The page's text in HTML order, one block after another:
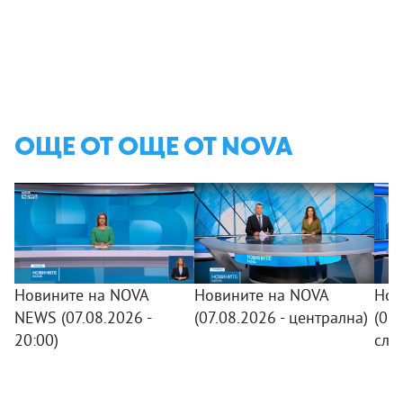
ОЩЕ ОТ ОЩЕ ОТ NOVA
Новините на NOVA
NEWS (07.08.2026 -
20:00)
Новините на NOVA
(07.08.2026 - централна)